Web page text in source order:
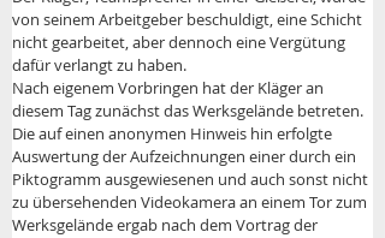
von seinem Arbeitgeber beschuldigt, eine Schicht
nicht gearbeitet, aber dennoch eine Vergütung
dafür verlangt zu haben.
Nach eigenem Vorbringen hat der Kläger an
diesem Tag zunächst das Werksgelände betreten.
Die auf einen anonymen Hinweis hin erfolgte
Auswertung der Aufzeichnungen einer durch ein
Piktogramm ausgewiesenen und auch sonst nicht
zu übersehenden Videokamera an einem Tor zum
Werksgelände ergab nach dem Vortrag der